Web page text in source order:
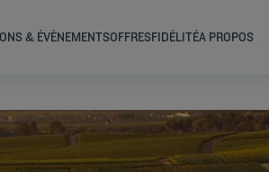
& ÉVÈNEMENTSOFFRESFIDÉLITÉA PROPOS